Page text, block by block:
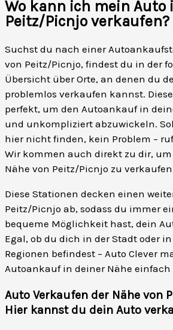
Wo kann ich mein Auto
Peitz/Picnjo verkaufen?
Suchst du nach einer
von Peitz/Picnjo, findest du in der
Übersicht über Orte, an denen du
problemlos verkaufen kannst.
perfekt, um den Autoankauf in
und unkompliziert abzuwickeln.
hier nicht finden, kein Problem –
Wir kommen auch direkt zu dir,
Nähe von Peitz/Picnjo zu
Diese Stationen decken einen
Peitz/Picnjo ab, sodass du immer
bequeme Möglichkeit hast, dein
Egal, ob du dich in der Stadt oder
Regionen befindest – Auto Clever
Autoankauf in deiner Nähe
Auto Verkaufen der Nähe von
Hier kannst du dein Auto